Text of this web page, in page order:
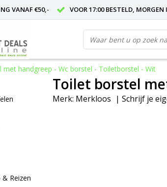
VANAF €50,- VOOR 17:00 BESTELD, MORGEN
met handgreep - Wc borstel - Toiletborstel - Wit
Reizen
Toilet borstel
Merk: Merkloos | Schrijf je